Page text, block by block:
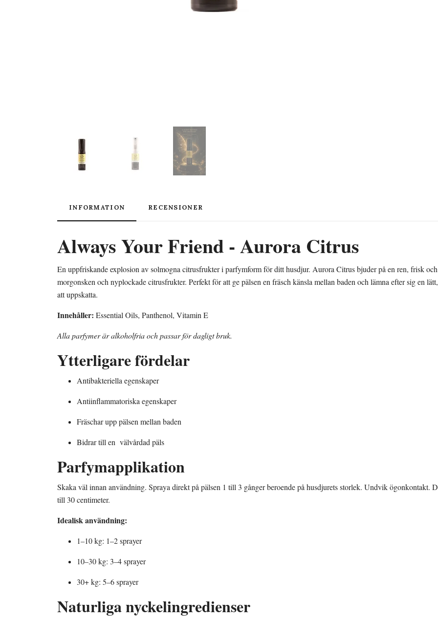
INFORMATION RECENSIONER
Always Your Friend - Aurora Citrus
En uppfriskande explosion av solmogna citrusfrukter i parfymform för ditt husdjur. Aurora Citrus bjuder på en ren, frisk
morgonsken och nyplockade citrusfrukter. Perfekt för att ge pälsen en fräsch känsla mellan baden och lämna efter sig en
att uppskatta.
Innehåller: Essential Oils, Panthenol, Vitamin E
Alla parfymer är alkoholfria och passar för dagligt bruk.
Ytterligare fördelar
Antibakteriella egenskaper
Antiinflammatoriska egenskaper
Fräschar upp pälsen mellan baden
Bidrar till en välvårdad päls
Parfymapplikation
Skaka väl innan användning. Spraya direkt på pälsen 1 till 3 gånger beroende på husdjurets storlek. Undvik ögonkontakt.
till 30 centimeter.
Idealisk användning:
1–10 kg: 1–2 sprayer
10–30 kg: 3–4 sprayer
30+ kg: 5–6 sprayer
Naturliga nyckelingredienser